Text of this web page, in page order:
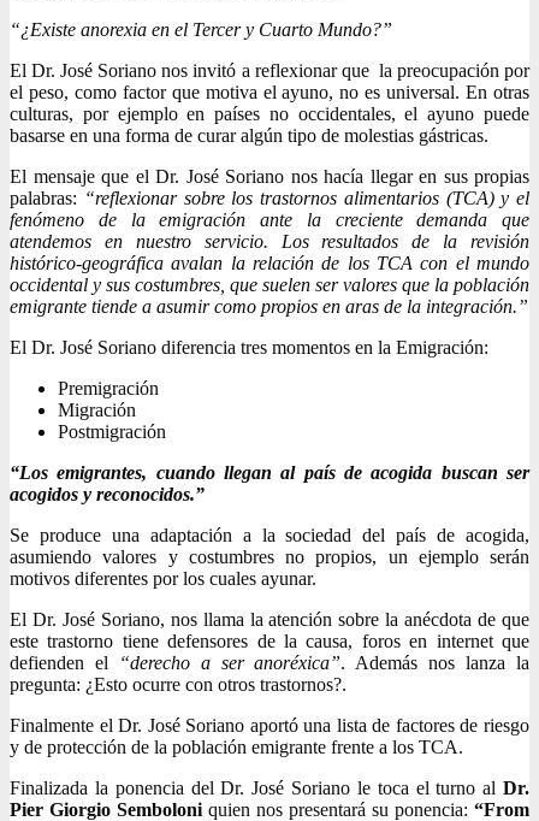
“¿Existe anorexia en el Tercer y Cuarto Mundo?”
El Dr. José Soriano nos invitó a reflexionar que la preocupación por
el peso, como factor que motiva el ayuno, no es universal. En otras
culturas, por ejemplo en países no occidentales, el ayuno puede
basarse en una forma de curar algún tipo de molestias gástricas.
El mensaje que el Dr. José Soriano nos hacía llegar en sus propias
palabras: “reflexionar sobre los trastornos alimentarios (TCA) y el
fenómeno de la emigración ante la creciente demanda que
atendemos en nuestro servicio. Los resultados de la revisión
histórico-geográfica avalan la relación de los TCA con el mundo
occidental y sus costumbres, que suelen ser valores que la población
emigrante tiende a asumir como propios en aras de la integración.”
El Dr. José Soriano diferencia tres momentos en la Emigración:
Premigración
Migración
Postmigración
“Los emigrantes, cuando llegan al país de acogida buscan ser
acogidos y reconocidos.”
Se produce una adaptación a la sociedad del país de acogida,
asumiendo valores y costumbres no propios, un ejemplo serán
motivos diferentes por los cuales ayunar.
El Dr. José Soriano, nos llama la atención sobre la anécdota de que
este trastorno tiene defensores de la causa, foros en internet que
defienden el
“derecho a ser anoréxica”. Además nos lanza la
pregunta: ¿Esto ocurre con otros trastornos?.
Finalmente el Dr. José Soriano aportó una lista de factores de riesgo
y de protección de la población emigrante frente a los TCA.
Finalizada la ponencia del Dr. José Soriano le toca el turno al Dr.
Pier Giorgio Semboloni quien nos presentará su ponencia: “From